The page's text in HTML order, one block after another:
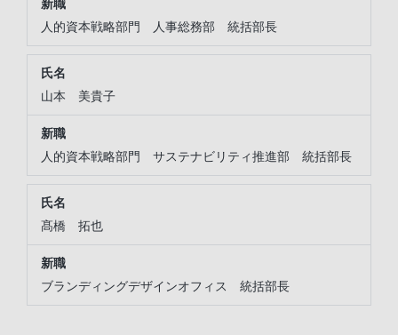
人的資本戦略部門 人事総務部 統括部長
山本 美貴子
人的資本戦略部門 サステナビリティ推進部 統括部長
髙橋 拓也
ブランディングデザインオフィス 統括部長